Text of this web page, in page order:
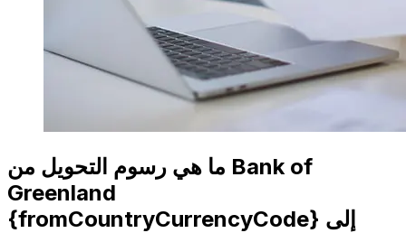
ما هي رسوم التحويل من Bank of
Greenland
{fromCountryCurrencyCode} إلى